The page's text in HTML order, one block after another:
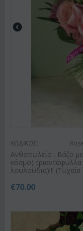
ΚΩΔΙΚΟΣ:
Ανθοπωλείο . Βάζο
κόσμο)
λουλούδια)!!!
€70.00